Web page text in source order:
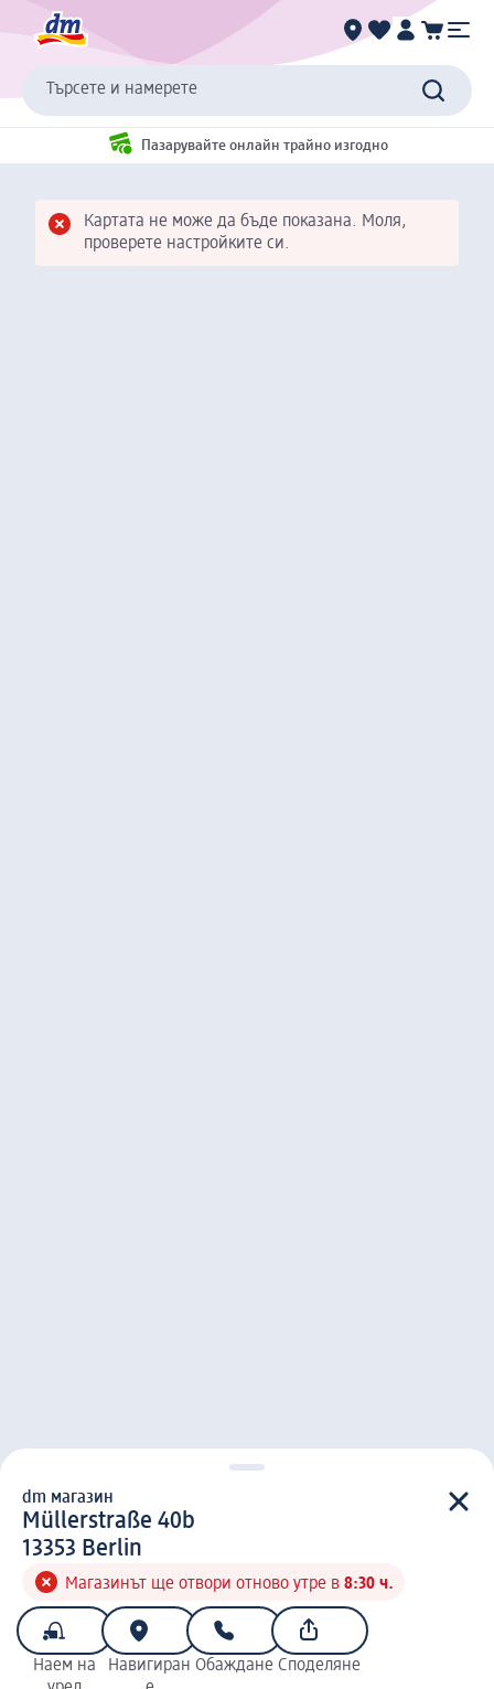
Търсете и намерете
Пазарувайте онлайн трайно изгодно
Картата не може да бъде показана. Моля,
проверете настройките си.
d m магазин
dm магазин
Müllerstraße 40b
1 3 3 5 3
13353 Berlin
Магазинът ще отвори отново утре в 8:30 ч.
Наем на
Навигиран Обаждане Споделяне